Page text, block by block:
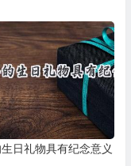
日礼物具有纪念意义